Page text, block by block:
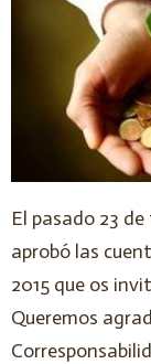
El pasado 23
aprobó las
2015 que os
Queremos